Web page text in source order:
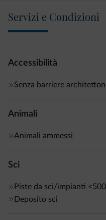
Servizi e Condizioni
Accessibilità
Senza barriere
Animali
Animali ammessi
Sci
Piste da sci/impianti
Deposito sci